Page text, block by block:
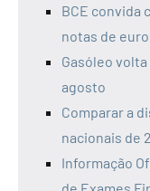
BCE convida
notas de euro
Gasóleo
agosto
Comparar a
nacionais de
Informação